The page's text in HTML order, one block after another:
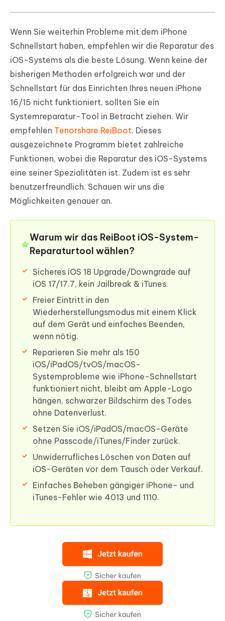
Wenn Sie weiterhin Probleme mit dem iPhone
Schnellstart haben, empfehlen wir die Reparatur des
iOS-Systems als die beste Lösung. Wenn keine der
bisherigen Methoden erfolgreich war und der
Schnellstart für das Einrichten Ihres neuen iPhone
16/15 nicht funktioniert, sollten Sie ein
Systemreparatur-Tool in Betracht ziehen. Wir
empfehlen Tenorshare ReiBoot. Dieses
ausgezeichnete Programm bietet zahlreiche
Funktionen, wobei die Reparatur des iOS-Systems
eine seiner Spezialitäten ist. Zudem ist es sehr
benutzerfreundlich. Schauen wir uns die
Möglichkeiten genauer an.
Warum wir das ReiBoot iOS-System-
Reparaturtool wählen?
Sicheres iOS 18 Upgrade/Downgrade auf
iOS 17/17.7, kein Jailbreak & iTunes.
Freier Eintritt in den
Wiederherstellungsmodus mit einem Klick
auf dem Gerät und einfaches Beenden,
wenn nötig.
Reparieren Sie mehr als 150
iOS/iPadOS/tvOS/macOS-
Systemprobleme wie iPhone-Schnellstart
funktioniert nicht, bleibt am Apple-Logo
hängen, schwarzer Bildschirm des Todes
ohne Datenverlust.
Setzen Sie iOS/iPadOS/macOS-Geräte
ohne Passcode/iTunes/Finder zurück.
Unwiderrufliches Löschen von Daten auf
iOS-Geräten vor dem Tausch oder Verkauf.
Einfaches Beheben gängiger iPhone- und
iTunes-Fehler wie 4013 und 1110.